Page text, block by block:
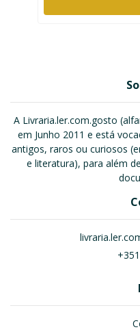
A Livraria.ler.com.gosto
em Junho 2011 e está
antigos, raros ou curiosos
e literatura), para além